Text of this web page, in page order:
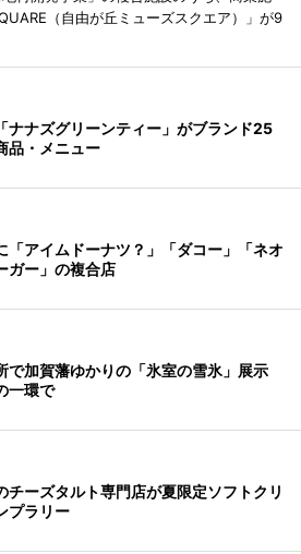
（自由が丘ミューズスクエア）」が9
ナナズグリーンティー」がブランド25
品・メニュー
「アイムドーナツ？」「ダコー」「ネオ
ガー」の複合店
で加賀藩ゆかりの「氷室の雪氷」展示
一環で
チーズタルト専門店が夏限定ソフトクリ
プラリー